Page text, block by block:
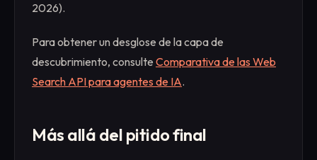
2026).
Para obtener un desglose de la capa de
descubrimiento, consulte Comparativa de las Web
Search API para agentes de IA.
Más allá del pitido final